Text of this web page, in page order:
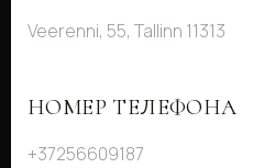
Veerenni, 55, Tallinn 11313
НОМЕР ТЕЛЕФОНА
+37256609187